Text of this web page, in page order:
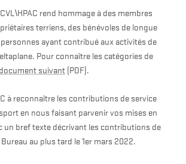
rend hommage à des membres
terriens, des bénévoles de longue
personnes ayant contribué aux activités de
Pour connaître les catégories de
document suivant(PDF).
à reconnaître les contributions de service
en nous faisant parvenir vos mises en
un bref texte décrivant les contributions de
au plus tard le 1er mars 2022.